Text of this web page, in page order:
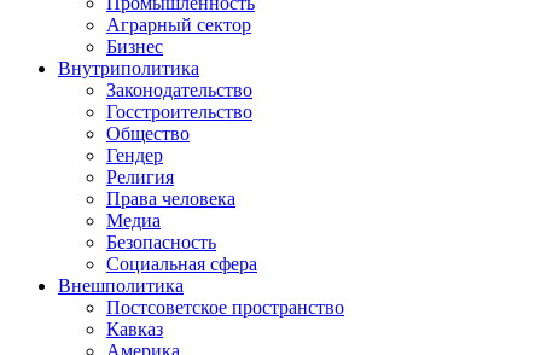
Аграрный сектор
Бизнес
Внутриполитика
Законодательство
Госстроительство
Общество
Гендер
Религия
Права человека
Медиа
Безопасность
Социальная сфера
Внешполитика
Постсоветское пространство
Кавказ
Америка